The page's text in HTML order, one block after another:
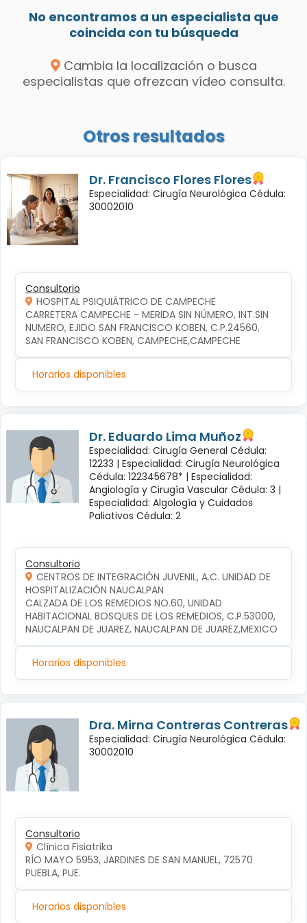
No encontramos a un especialista que
coincida con tu búsqueda
Cambia la localización o busca
especialistas que ofrezcan vídeo consulta.
Otros resultados
Dr. Francisco Flores Flores
Especialidad: Cirugía Neurológica Cédula:
30002010
Consultorio
HOSPITAL PSIQUIÁTRICO DE CAMPECHE
CARRETERA CAMPECHE - MERIDA SIN NÚMERO, INT.SIN
NUMERO, EJIDO SAN FRANCISCO KOBEN, C.P.24560,
SAN FRANCISCO KOBEN, CAMPECHE,CAMPECHE
Horarios disponibles
Dr. Eduardo Lima Muñoz
Especialidad: Cirugía General Cédula:
12233 | Especialidad: Cirugía Neurológica
Cédula: 122345678* | Especialidad:
Angiología y Cirugía Vascular Cédula: 3 |
Especialidad: Algología y Cuidados
Paliativos Cédula: 2
Consultorio
CENTROS DE INTEGRACIÓN JUVENIL, A.C. UNIDAD DE
HOSPITALIZACIÓN NAUCALPAN
CALZADA DE LOS REMEDIOS NO.60, UNIDAD
HABITACIONAL BOSQUES DE LOS REMEDIOS, C.P.53000,
NAUCALPAN DE JUAREZ, NAUCALPAN DE JUAREZ,MEXICO
Horarios disponibles
Dra. Mirna Contreras Contreras
Especialidad: Cirugía Neurológica Cédula:
30002010
Consultorio
Clínica Fisiatrika
RÍO MAYO 5953, JARDINES DE SAN MANUEL, 72570
PUEBLA, PUE.
Horarios disponibles